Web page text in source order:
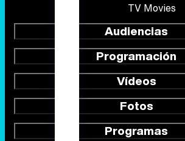
TV Movies
Audiencias
Programación
Vídeos
Fotos
Programas